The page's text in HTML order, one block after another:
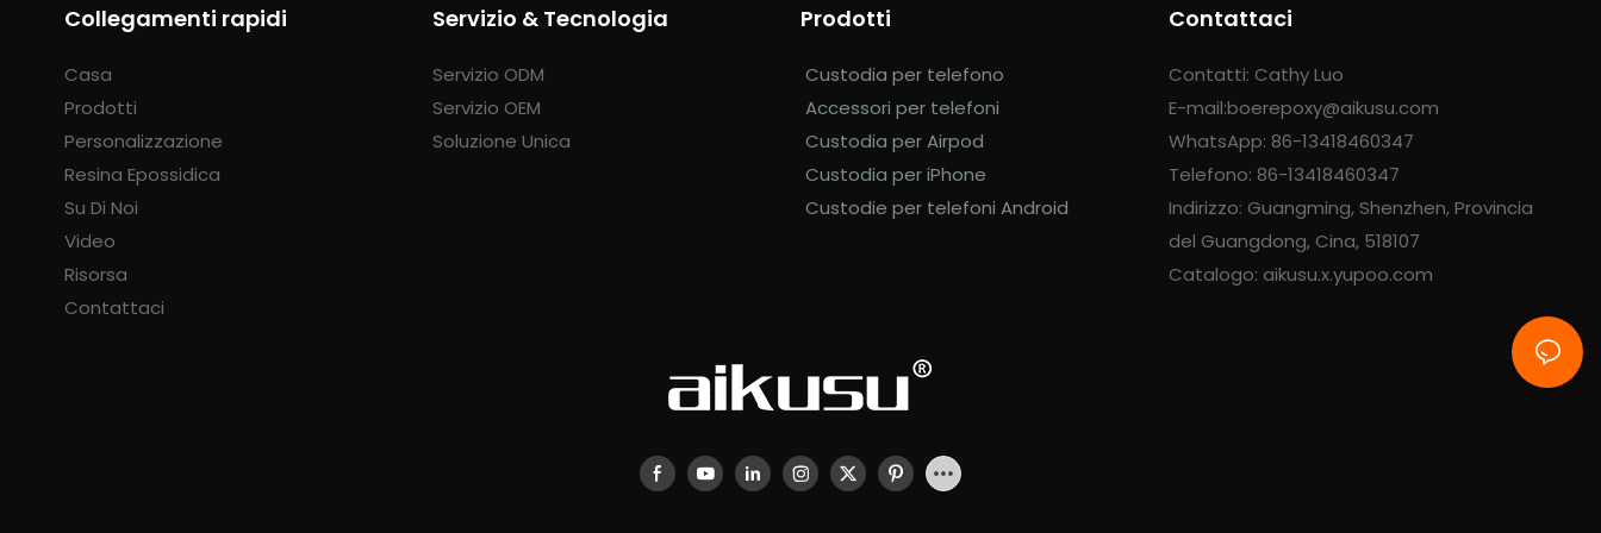
Collegamenti rapidi
Casa
Prodotti
Personalizzazione
Resina Epossidica
Su Di Noi
Video
Risorsa
Contattaci
Servizio & Tecnologia
Servizio ODM
Servizio OEM
Soluzione Unica
Prodotti
Custodia per telefono
Accessori per telefoni
Custodia per Airpod
Custodia per iPhone
Custodie per telefoni Android
Contattaci
Contatti: Cathy Luo
E-mail:boerepoxy@aikusu.com
WhatsApp: 86-13418460347
Telefono: 86-13418460347
Indirizzo: Guangming, Shenzhen, Provincia
del Guangdong, Cina, 518107
Catalogo: aikusu.x.yupoo.com